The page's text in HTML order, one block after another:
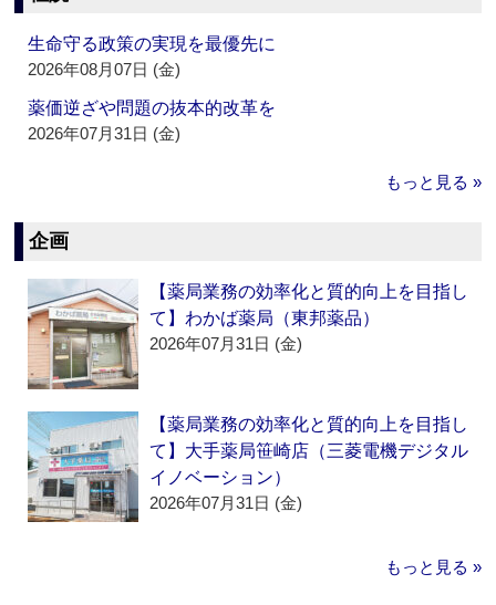
生命守る政策の実現を最優先に
2026年08月07日 (金)
薬価逆ざや問題の抜本的改革を
2026年07月31日 (金)
もっと見る »
企画
【薬局業務の効率化と質的向上を目指し
て】わかば薬局（東邦薬品）
2026年07月31日 (金)
【薬局業務の効率化と質的向上を目指し
て】大手薬局笹崎店（三菱電機デジタル
イノベーション）
2026年07月31日 (金)
もっと見る »